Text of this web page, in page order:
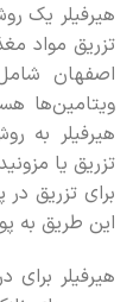
هیرفیلر یک
تزریق مواد
اصفهان
ویتامین‌ها
هیرفیلر به
تزریق یا
برای تزریق
این طریق به
هیرفیلر